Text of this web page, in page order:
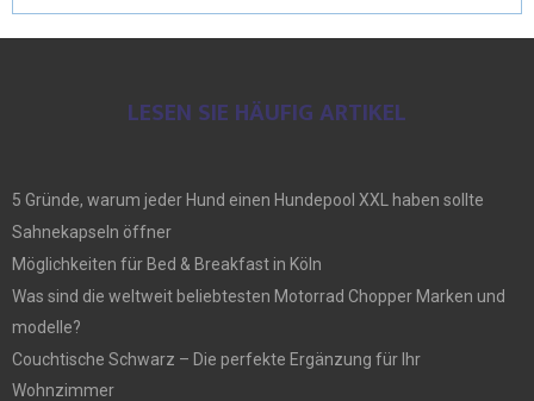
LESEN SIE HÄUFIG ARTIKEL
5 Gründe, warum jeder Hund einen Hundepool XXL haben sollte
Sahnekapseln öffner
Möglichkeiten für Bed & Breakfast in Köln
Was sind die weltweit beliebtesten Motorrad Chopper Marken und
modelle?
Couchtische Schwarz – Die perfekte Ergänzung für Ihr
Wohnzimmer